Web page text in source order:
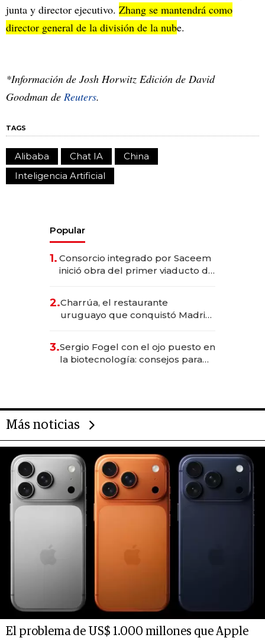
junta y director ejecutivo. Zhang se mantendrá como
director general de la división de la nube.
*Información de Josh Horwitz Edición de David
Goodman de Reuters.
TAGS
Alibaba Chat IA
China
Inteligencia Artificial
Popular
1. Consorcio integrado por Saceem
inició obra del primer viaducto de
millones
2.Charrúa, el restaurante
uruguayo que conquistó Madrid:
anticipación y prepara apertura
3.Sergio Fogel con el ojo puesto en
la biotecnología: consejos para
Más noticias
El problema de US$ 1.000 millones que Apple